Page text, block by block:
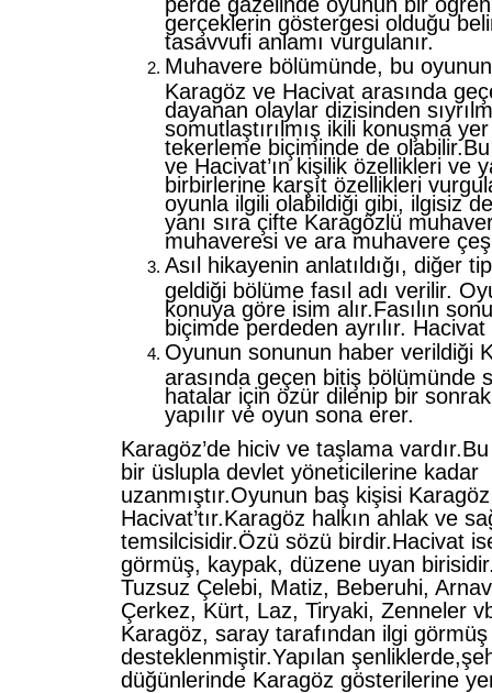
gerçeklerin göstergesi olduğu
tasavvufi anlamı vurgulanır.
Muhavere bölümünde, bu
Karagöz ve Hacivat arasında
dayanan olaylar dizisinden
somutlaştırılmış ikili konuşma
tekerleme biçiminde de
ve Hacivat’ın kişilik özellikleri ve
birbirlerine karşıt özellikleri
oyunla ilgili olabildiği gibi, ilgisiz
yanı sıra çifte Karagözlü
muhaveresi ve ara muhavere
Asıl hikayenin anlatıldığı, diğer
geldiği bölüme fasıl adı verilir.
konuya göre isim alır.Fasılın
biçimde perdeden ayrılır.
Oyunun sonunun haber verildiği
arasında geçen bitiş bölümünde
hatalar için özür dilenip bir
yapılır ve oyun sona erer.
Karagöz’de hiciv ve taşlama
bir üslupla devlet yöneticilerine kadar
uzanmıştır.Oyunun baş kişisi
Hacivat’tır.Karagöz halkın ahlak ve
temsilcisidir.Özü sözü birdir.Hacivat
görmüş, kaypak, düzene uyan
Tuzsuz Çelebi, Matiz, Beberuhi,
Çerkez, Kürt, Laz, Tiryaki, Zenneler
Karagöz, saray tarafından ilgi
desteklenmiştir.Yapılan
düğünlerinde Karagöz gösterilerine